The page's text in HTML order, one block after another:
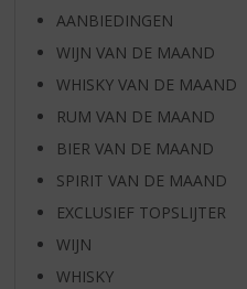
AANBIEDINGEN
WIJN VAN DE MAAND
WHISKY VAN DE MAAND
RUM VAN DE MAAND
BIER VAN DE MAAND
SPIRIT VAN DE MAAND
EXCLUSIEF TOPSLIJTER
WIJN
WHISKY